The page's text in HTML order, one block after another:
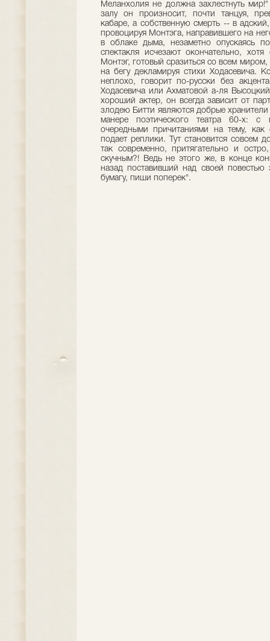
Меланхолия не должна захлестнуть
залу он произносит, почти танцуя,
кабаре, а собственную смерть -- в
провоцируя Монтэга, направившего на
в облаке дыма, незаметно опускаясь
спектакля исчезают окончательно,
Монтэг, готовый сразиться со всем
на бегу декламируя стихи Ходасевича.
неплохо, говорит по-русски без
Ходасевича или Ахматовой а-ля
хороший актер, он всегда зависит от
злодею Битти являются добрые
манере поэтического театра 60-х:
очередными причитаниями на тему, как
подает реплики. Тут становится совсем
так современно, притягательно и
скучным?! Ведь не этого же, в конце
назад поставивший над своей
бумагу, пиши поперек".